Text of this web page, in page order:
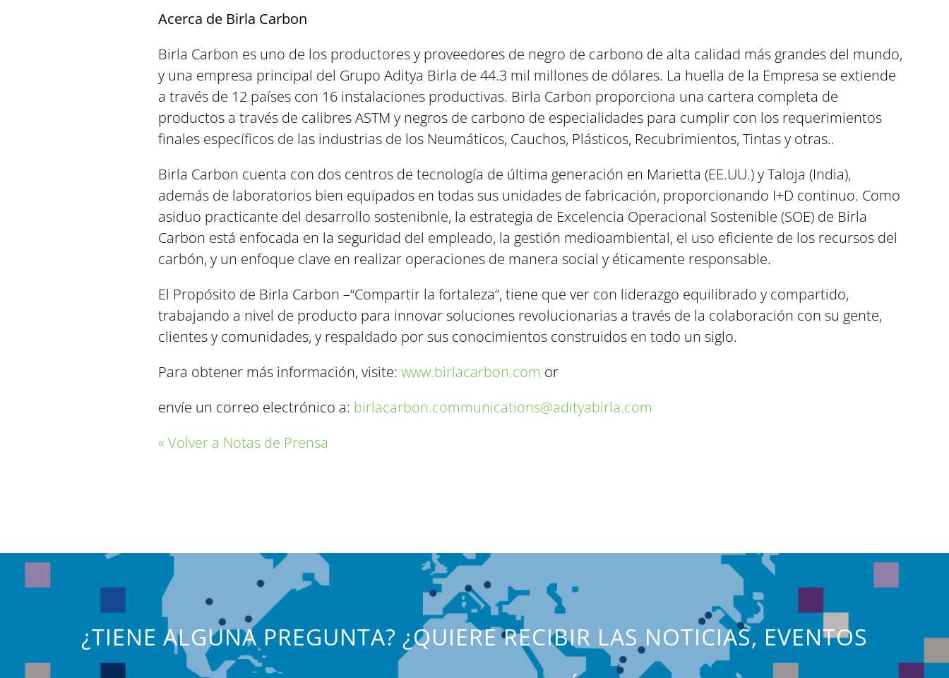
Acerca de Birla Carbon
Birla Carbon es uno de los productores y proveedores de negro de carbono de alta calidad más grandes del mundo,
y una empresa principal del Grupo Aditya Birla de 44.3 mil millones de dólares. La huella de la Empresa se extiende
a través de 12 países con 16 instalaciones productivas. Birla Carbon proporciona una cartera completa de
productos a través de calibres ASTM y negros de carbono de especialidades para cumplir con los requerimientos
finales específicos de las industrias de los Neumáticos, Cauchos, Plásticos, Recubrimientos, Tintas y otras..
Birla Carbon cuenta con dos centros de tecnología de última generación en Marietta (EE.UU.) y Taloja (India),
además de laboratorios bien equipados en todas sus unidades de fabricación, proporcionando I+D continuo. Como
asiduo practicante del desarrollo sostenibnle, la estrategia de Excelencia Operacional Sostenible (SOE) de Birla
Carbon está enfocada en la seguridad del empleado, la gestión medioambiental, el uso eficiente de los recursos del
carbón, y un enfoque clave en realizar operaciones de manera social y éticamente responsable.
El Propósito de Birla Carbon –“Compartir la fortaleza”, tiene que ver con liderazgo equilibrado y compartido,
trabajando a nivel de producto para innovar soluciones revolucionarias a través de la colaboración con su gente,
clientes y comunidades, y respaldado por sus conocimientos construidos en todo un siglo.
Para obtener más información, visite: www.birlacarbon.com or
envíe un correo electrónico a: birlacarbon.communications@adityabirla.com
« Volver a Notas de Prensa
¿TIENE ALGUNA PREGUNTA? ¿QUIERE RECIBIR LAS NOTICIAS, EVENTOS